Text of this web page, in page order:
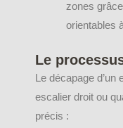
zones
orientables
Le
Le décapage
escalier droit ou
précis :